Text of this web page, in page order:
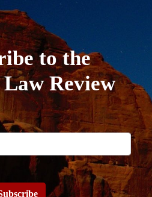
to the
Review